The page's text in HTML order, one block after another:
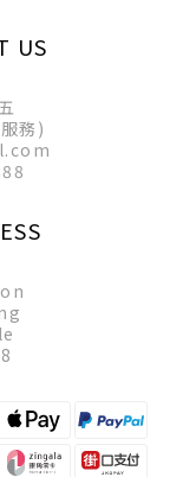
US
務)